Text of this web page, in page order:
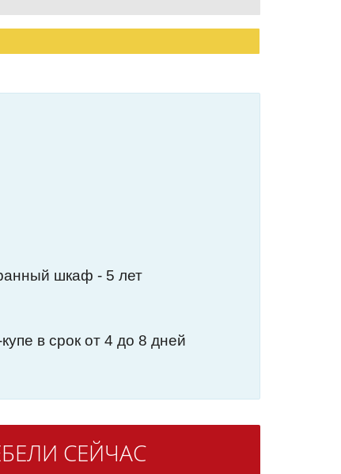
шкаф - 5 лет
в срок от 4 до 8 дней
СЕЙЧАС